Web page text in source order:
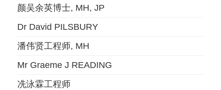
颜吴余英博士, MH, JP
Dr David PILSBURY
潘伟贤工程师, MH
Mr Graeme J READING
冼泳霖工程师